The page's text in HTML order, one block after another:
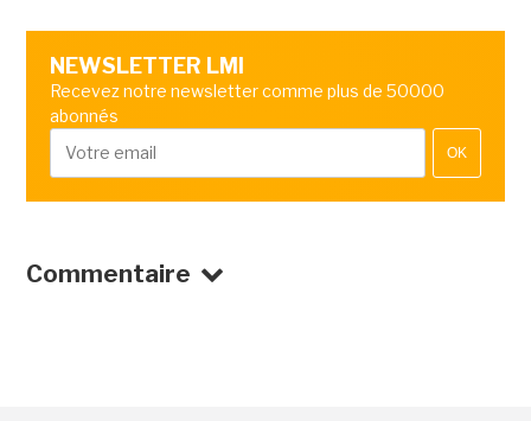
NEWSLETTER LMI
Recevez notre newsletter comme plus de 50000
abonnés
OK
Commentaire